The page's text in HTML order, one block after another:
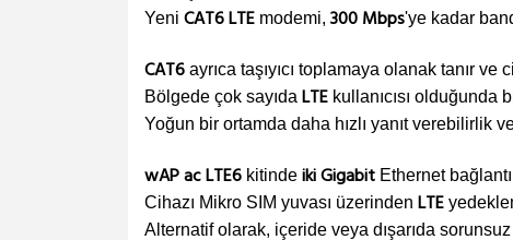
Yeni CAT6 LTE modemi, 300 Mbps'ye kadar
CAT6 ayrıca taşıyıcı toplamaya olanak tanır
Bölgede çok sayıda LTE kullanıcısı olduğunda
Yoğun bir ortamda daha hızlı yanıt verebilirlik
wAP ac LTE6 kitinde iki Gigabit Ethernet
Cihazı Mikro SIM yuvası üzerinden LTE
Alternatif olarak, içeride veya dışarıda